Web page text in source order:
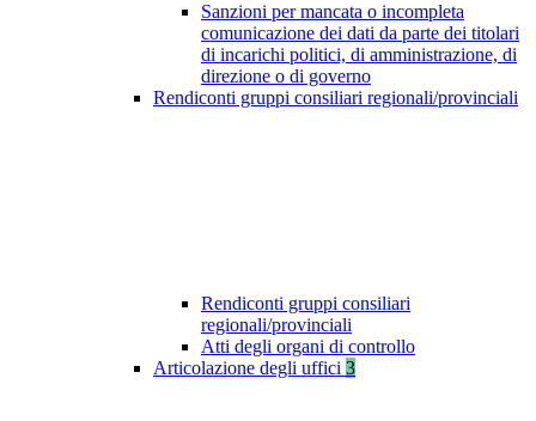
Sanzioni per mancata o incompleta
comunicazione dei dati da parte dei titolari
di incarichi politici, di amministrazione, di
direzione o di governo
Rendiconti gruppi consiliari regionali/provinciali
Rendiconti gruppi consiliari
regionali/provinciali
Atti degli organi di controllo
Articolazione degli uffici 3